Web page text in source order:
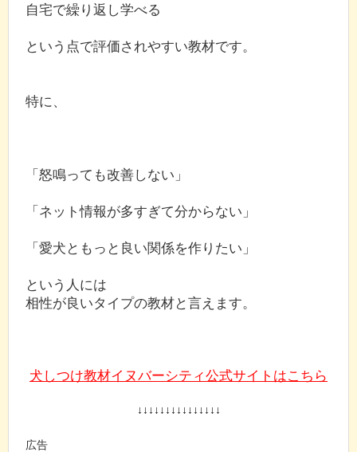
自宅で繰り返し学べる
という点で評価されやすい教材です。
特に、
「怒鳴っても改善しない」
「ネット情報が多すぎて分からない」
「愛犬ともっと良い関係を作りたい」
という人には
相性が良いタイプの教材と言えます。
犬しつけ教材イヌバーシティ公式サイトはこちら
↓↓↓↓↓↓↓↓↓↓↓↓↓↓↓
広告